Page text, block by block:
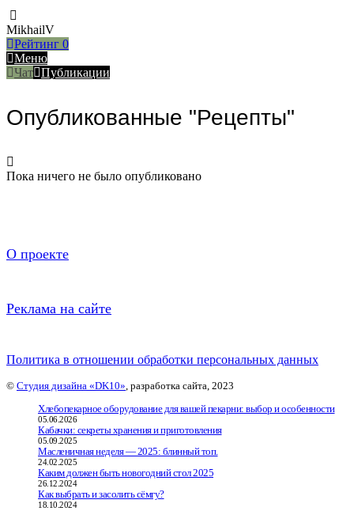
MikhailV
Рейтинг 0
Меню
Чат Публикации
Опубликованные "Рецепты"
Пока ничего не было опубликовано
О проекте
Реклама на сайте
Политика в отношении обработки персональных данных
© Студия дизайна «DK10», разработка сайта, 2023
Хлебопекарное оборудование для вашей пекарни: выбор и особенности
05.06.2026
Кабачки: секреты хранения и приготовления
05.09.2025
Масленичная неделя — 2025: блинный топ.
24.02.2025
Каким должен быть новогодний стол 2025
26.12.2024
Как выбрать и засолить сёмгу?
18.10.2024